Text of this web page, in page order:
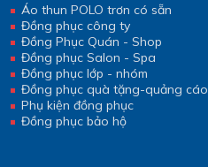
Áo thun POLO trơn có sẵn
Đồng phục công ty
Đồng Phục Quán - Shop
Đồng phục Salon - Spa
Đồng phục lớp - nhóm
Đồng phục quà tặng-quảng cáo
Phụ kiện đồng phục
Đồng phục bảo hộ